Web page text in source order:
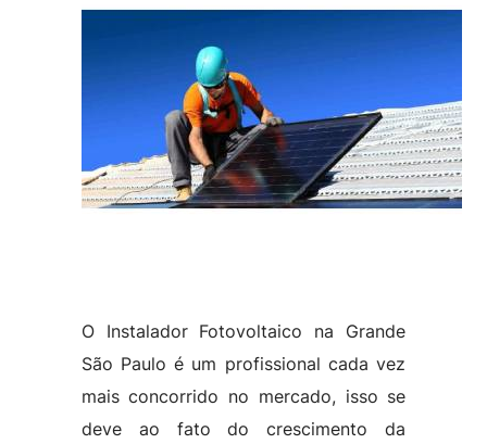
O Instalador Fotovoltaico na Grande
São Paulo é um profissional cada vez
mais concorrido no mercado, isso se
deve ao fato do crescimento da